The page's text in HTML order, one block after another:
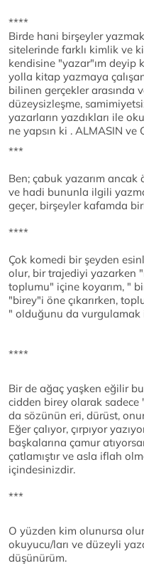
****
Birde hani birşeyler
sitelerinde farklı kimlik ve
kendisine "yazar"ım deyip
yolla kitap yazmaya
bilinen gerçekler arasında
düzeysizleşme,
yazarların yazdıkları ile
ne yapsın ki . ALMASIN ve
***
Ben; çabuk yazarım ancak
ve hadi bununla ilgili
geçer, birşeyler kafamda
****
Çok komedi bir şeyden
olur, bir trajediyi yazarken
toplumu" içine koyarım, "
"birey"i öne çıkarırken,
" olduğunu da vurgulamak
****
Bir de ağaç yaşken eğilir
cidden birey olarak sadece
da sözünün eri, dürüst,
Eğer çalıyor, çırpıyor
başkalarına çamur
çatlamıştır ve asla iflah
içindesinizdir.
***
O yüzden kim olunursa
okuyucu/ları ve düzeyli
düşünürüm.